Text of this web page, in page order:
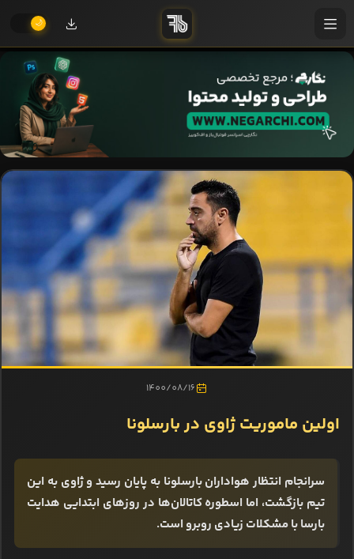
1400/08/16
اولین ماموریت ژاوی در بارسلونا
سرانجام انتظار هواداران بارسلونا به پایان رسید و ژاوی به این
تیم بازگشت، اما اسطوره کاتالان‌ها در روزهای ابتدایی هدایت
بارسا با مشکلات زیادی روبرو است.